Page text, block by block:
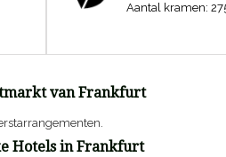
Aantal kramen:
van Frankfurt
Hotels inFrankfurt